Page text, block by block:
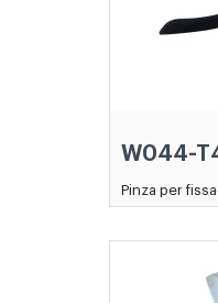
W044-
Pinza per